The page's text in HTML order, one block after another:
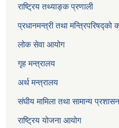
राष्ट्रिय तथ्याङ्क प्रणाली
प्रधानमन्त्री तथा मन्त्रिपरिषद्को
लोक सेवाआयोग
गृह मन्त्रालय
अर्थ मन्त्रालय
संघीय मामिला तथा सामान्य
राष्ट्रिय योजना आयोग